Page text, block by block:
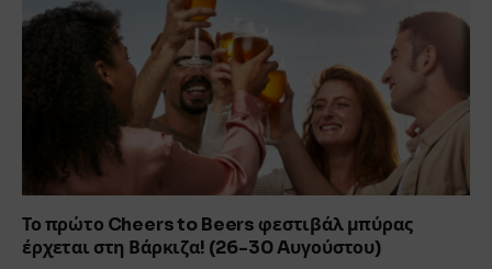
Το πρώτο Cheers to Beers φεστιβάλ μπύρας
έρχεται στη Βάρκιζα! (26-30 Aυγούστου)